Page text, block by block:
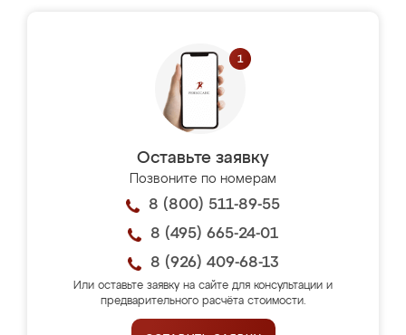
Оставьте заявку
Позвоните по номерам
8 (800) 511-89-55
8 (495) 665-24-01
8 (926) 409-68-13
Или оставьте заявку на сайте для консультации и
предварительного расчёта стоимости.